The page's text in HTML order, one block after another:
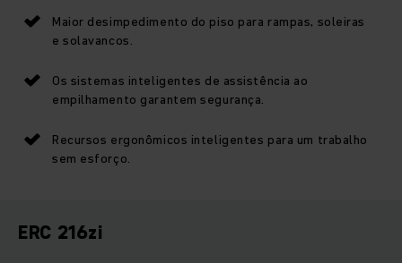
Maior desimpedimento do piso para rampas, soleiras
e solavancos.
Os sistemas inteligentes de assistência ao
empilhamento garantem segurança.
Recursos ergonômicos inteligentes para um trabalho
sem esforço.
ERC 216zi